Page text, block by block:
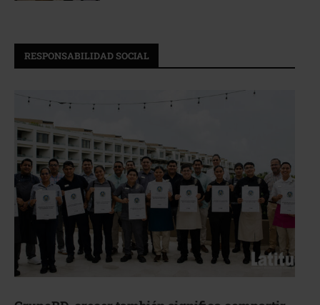
RESPONSABILIDAD SOCIAL